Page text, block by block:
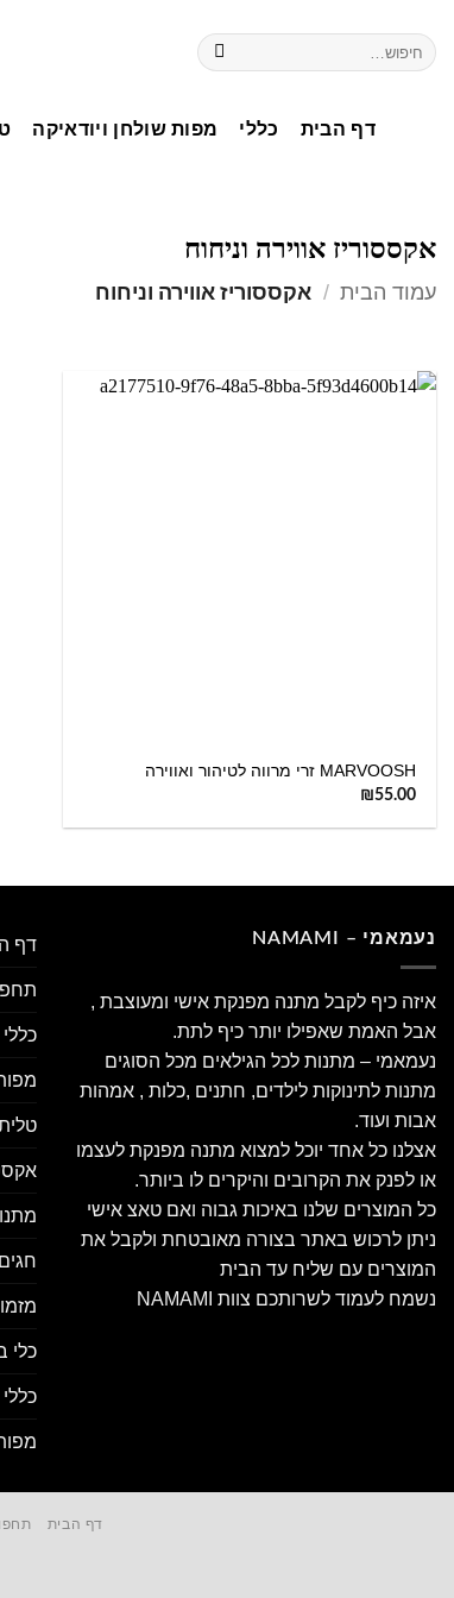
דף הבית כללי מפות שולחן ויודאיקה
אקססוריז אווירה וניחוח
עמוד הבית / אקססוריז אווירה וניחוח
MARVOOSH זרי מרווה לטיהור ואווירה
₪55.00
נעמאמי – NAMAMI
איזה כיף לקבל מתנה מפנקת אישי ומעוצבת ,
אבל האמת שאפילו יותר כיף לתת.
נעמאמי – מתנות לכל הגילאים מכל הסוגים
מתנות לתינוקות לילדים, חתנים ,כלות , אמהות
אבות ועוד.
אצלנו כל אחד יוכל למצוא מתנה מפנקת לעצמו
או לפנק את הקרובים והיקרים לו ביותר.
כל המוצרים שלנו באיכות גבוה ואם טאצ אישי
ניתן לרכוש באתר בצורה מאובטחת ולקבל את
המוצרים עם שליח עד הבית
נשמח לעמוד לשרותכם צוות NAMAMI
דף
כללי
חגים
כלי
כללי
דף הבית